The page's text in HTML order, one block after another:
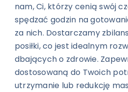
nam, Ci, którzy cenią swój
spędzać godzin na
za nich. Dostarczamy
posiłki, co jest idealnym
dbających o zdrowie.
dostosowaną do Twoich
utrzymanie lub redukcję